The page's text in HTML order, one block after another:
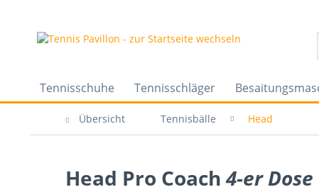
Tennisschuhe Tennisschläger
Übersicht Tennisbälle Head
Head Pro Coach4-er Dose